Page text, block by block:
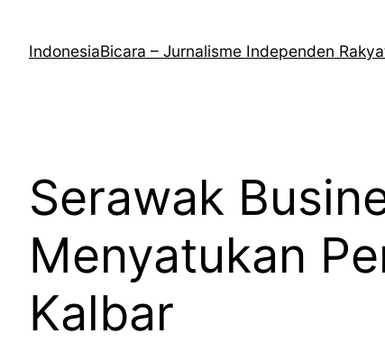
kontenIndonesiaBicara – Jurnalisme Independen
Serawak
Menyatukan
Kalbar